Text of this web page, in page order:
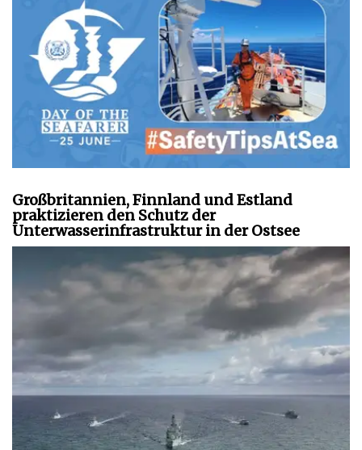
Großbritannien, Finnland und Estland
praktizieren den Schutz der
Unterwasserinfrastruktur in der Ostsee